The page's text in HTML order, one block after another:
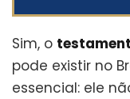
Sim, o
pode existir no
essencial: ele